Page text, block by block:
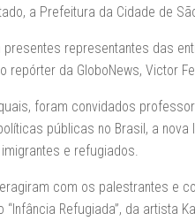
a Prefeitura da Cidade de
representantes das
repórter da GloboNews, Victor
foram convidados
públicas no Brasil, a
e refugiados.
com os palestrantes e
Refugiada”, da artista